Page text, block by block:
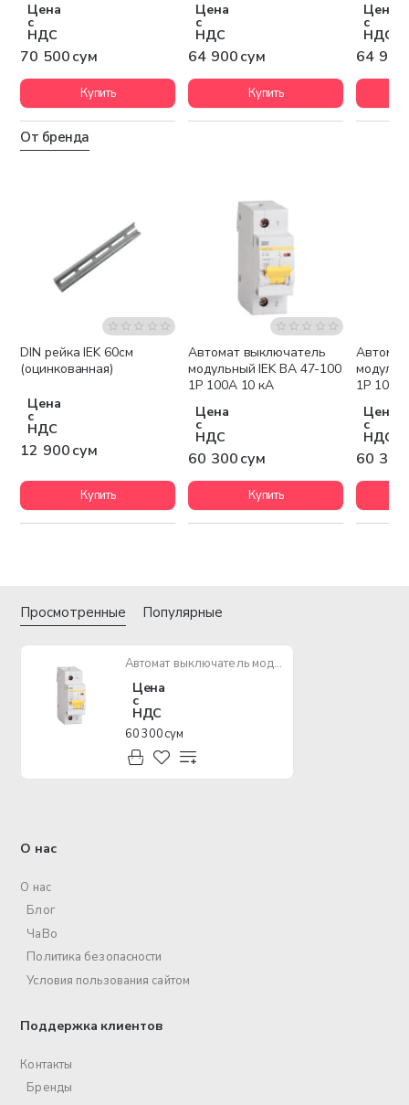
Цена
с
НДС
70 500 сум
Купить
Цена
с
НДС
64 900 сум
Купить
Цена
с
НДС
64 900
От бренда
DIN рейка IEK 60см
(оцинкованная)
Цена
с
НДС
12 900 сум
Купить
Автомат выключатель
модульный IEK ВА 47-100
1P 100А 10 кА
Цена
с
НДС
60 300 сум
Купить
1P 10А
Цена
с
НДС
60 300
Просмотренные Популярные
Автомат выключатель модульный IEK ВА 47-100 1P 63А 10 кА
Цена
с
НДС
60 300 сум
О нас
О нас
Блог
ЧаВо
Политика безопасности
Условия пользования сайтом
Поддержка клиентов
Контакты
Бренды